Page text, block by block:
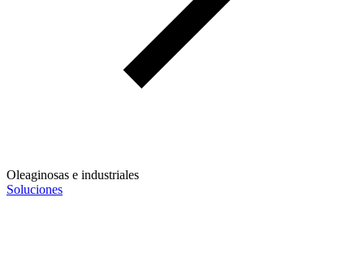
Oleaginosas e industriales
Soluciones